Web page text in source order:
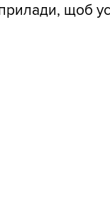
щоб